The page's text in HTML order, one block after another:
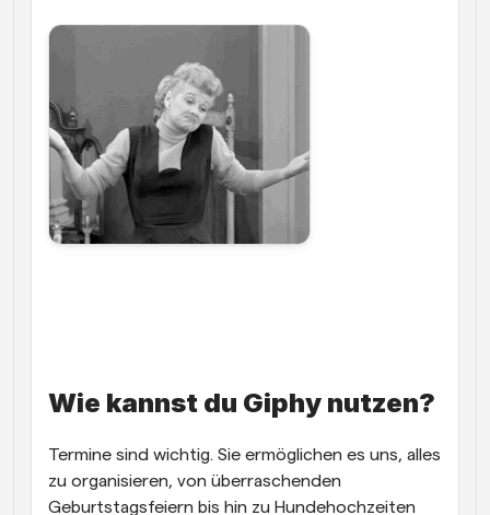
Wie kannst du Giphy nutzen?
Termine sind wichtig. Sie ermöglichen es uns, alles
zu organisieren, von überraschenden
Geburtstagsfeiern bis hin zu Hundehochzeiten